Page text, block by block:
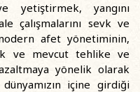
yetiştirmek, yangını
çalışmalarını sevk ve
afet yönetiminin,
ve mevcut tehlike ve
yönelik olarak
içine girdiği